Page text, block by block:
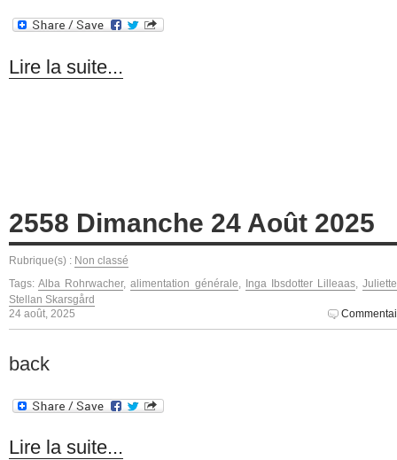
Lire la suite...
2558 Dimanche 24 Août 2025
Rubrique(s) : Non classé
Tags:Alba Rohrwacher,alimentation générale, Inga Ibsdotter Lilleaas,
Stellan Skarsgård
24 août, 2025
back
Lire la suite...